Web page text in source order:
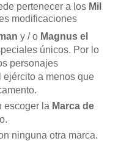
pertenecer a los Mil
modificaciones
y / oMagnus el
únicos. Por lo
personajes
a menos que
escoger la Marca de
ninguna otra marca.